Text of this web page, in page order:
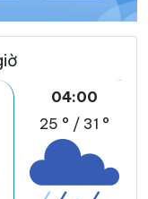
04:00
25 ° / 31 °